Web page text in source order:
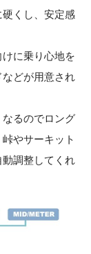
くし、安定感
に乗り心地を
どが用意され
るのでロング
やサーキット
調整してくれ